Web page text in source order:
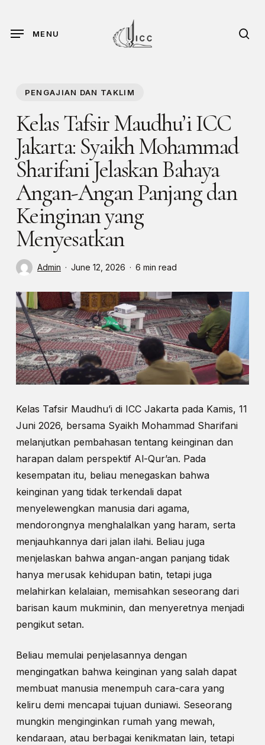
main
MENU
PENGAJIAN DAN TAKLIM
Kelas Tafsir Maudhu’i ICC
Jakarta: Syaikh Mohammad
Sharifani Jelaskan Bahaya
Angan-Angan Panjang dan
Keinginan yang
Menyesatkan
Admin June 12, 2026 6 min read
Kelas Tafsir Maudhu’i di ICC Jakarta pada Kamis, 11
Juni 2026, bersama Syaikh Mohammad Sharifani
melanjutkan pembahasan tentang keinginan dan
harapan dalam perspektif Al-Qur’an. Pada
kesempatan itu, beliau menegaskan bahwa
keinginan yang tidak terkendali dapat
menyelewengkan manusia dari agama,
mendorongnya menghalalkan yang haram, serta
menjauhkannya dari jalan ilahi. Beliau juga
menjelaskan bahwa angan-angan panjang tidak
hanya merusak kehidupan batin, tetapi juga
melahirkan kelalaian, memisahkan seseorang dari
barisan kaum mukminin, dan menyeretnya menjadi
pengikut setan.
Beliau memulai penjelasannya dengan
mengingatkan bahwa keinginan yang salah dapat
membuat manusia menempuh cara-cara yang
keliru demi mencapai tujuan duniawi. Seseorang
mungkin menginginkan rumah yang mewah,
kendaraan, atau berbagai kenikmatan lain, tetapi